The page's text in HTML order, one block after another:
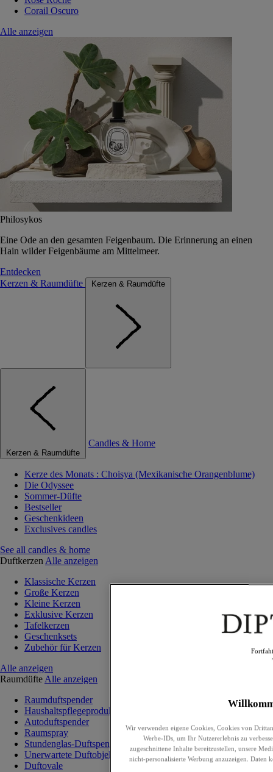
Corail Oscuro
Alle anzeigen
Philosykos
Eine Ode an den gesamten Feigenbaum. Die Erinnerung an einen
Hain wilder Feigenbäume am Mittelmeer.
Entdecken
Kerzen & Raumdüfte
Kerzen & Raumdüfte
Kerzen & Raumdüfte
Candles & Home
Kerze des Monats : Choisya (Mexikanische Orangenblume)
Die Odyssee
Sommer-Düfte
Bestseller
Geschenkideen
Exclusives candles
See all candles & home
Duftkerzen Alle anzeigen
Klassische Kerzen
Große Kerzen
Kleine Kerzen
Exklusive Kerzen
Tafelkerzen
Geschenksets
Zubehör für Kerzen
Alle anzeigen
Raumdüfte Alle anzeigen
Raumduftspender
Haushaltspflegeprodukte
Autoduftspender
Raumspray
Stundenglas-Duftspender
Unerwartete Duftobjekte
Duftovale
Wir verwenden eigene Cookies, Cookies von
Werbe-IDs, um Ihr Nutzererlebnis zu
zugeschnittene Inhalte bereitzustellen, unsere
nicht-personalisierte Werbung anzuzeigen. Daten